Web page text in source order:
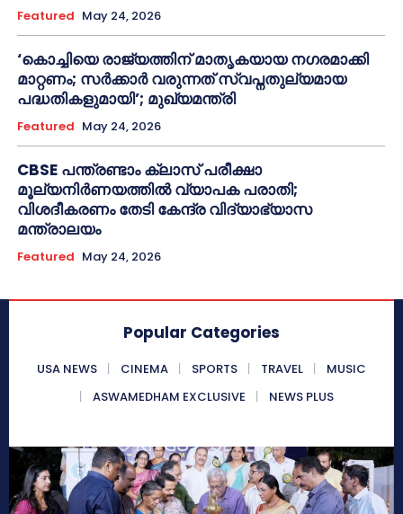
Featured May 24, 2026
‘കൊച്ചിയെ രാജ്യത്തിന് മാതൃകയായ നഗരമാക്കി
മാറ്റണം; സർക്കാർ വരുന്നത് സ്വപ്നതുല്യമായ
പദ്ധതികളുമായി’; മുഖ്യമന്ത്രി
Featured May 24, 2026
CBSE പന്ത്രണ്ടാം ക്ലാസ് പരീക്ഷാ
മൂല്യനിർണയത്തിൽ വ്യാപക പരാതി;
വിശദീകരണം തേടി കേന്ദ്ര വിദ്യാഭ്യാസ
മന്ത്രാലയം
Featured May 24, 2026
Popular Categories
USA NEWS CINEMA SPORTS TRAVEL
MUSIC
ASWAMEDHAM EXCLUSIVE
NEWS PLUS